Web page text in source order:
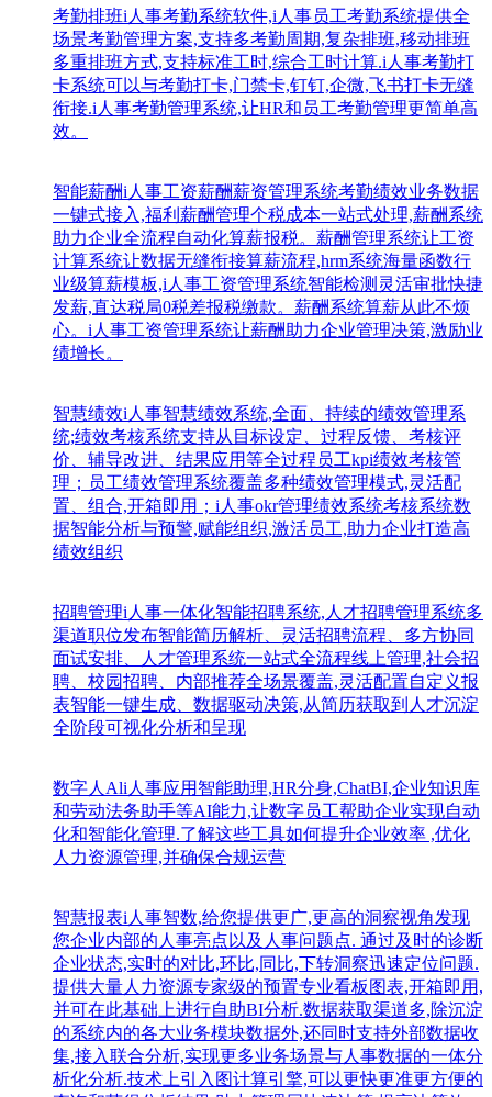
考勤排班i人事考勤系统软件,i人事员工考勤系统提供全
场景考勤管理方案,支持多考勤周期,复杂排班,移动排班
多重排班方式,支持标准工时,综合工时计算.i人事考勤打
卡系统可以与考勤打卡,门禁卡,钉钉,企微,飞书打卡无缝
衔接.i人事考勤管理系统,让HR和员工考勤管理更简单高
效。
智能薪酬i人事工资薪酬薪资管理系统考勤绩效业务数据
一键式接入,福利薪酬管理个税成本一站式处理,薪酬系统
助力企业全流程自动化算薪报税。薪酬管理系统让工资
计算系统让数据无缝衔接算薪流程,hrm系统海量函数行
业级算薪模板,i人事工资管理系统智能检测灵活审批快捷
发薪,直达税局0税差报税缴款。薪酬系统算薪从此不烦
心。i人事工资管理系统让薪酬助力企业管理决策,激励业
绩增长。
智慧绩效i人事智慧绩效系统,全面、持续的绩效管理系
统;绩效考核系统支持从目标设定、过程反馈、考核评
价、辅导改进、结果应用等全过程员工kpi绩效考核管
理；员工绩效管理系统覆盖多种绩效管理模式,灵活配
置、组合,开箱即用；i人事okr管理绩效系统考核系统数
据智能分析与预警,赋能组织,激活员工,助力企业打造高
绩效组织
招聘管理i人事一体化智能招聘系统,人才招聘管理系统多
渠道职位发布智能简历解析、灵活招聘流程、多方协同
面试安排、人才管理系统一站式全流程线上管理,社会招
聘、校园招聘、内部推荐全场景覆盖,灵活配置自定义报
表智能一键生成、数据驱动决策,从简历获取到人才沉淀
全阶段可视化分析和呈现
数字人Ali人事应用智能助理,HR分身,ChatBI,企业知识库
和劳动法务助手等AI能力,让数字员工帮助企业实现自动
化和智能化管理.了解这些工具如何提升企业效率 ,优化
人力资源管理,并确保合规运营
智慧报表i人事智数,给您提供更广,更高的洞察视角发现
您企业内部的人事亮点以及人事问题点. 通过及时的诊断
企业状态,实时的对比,环比,同比,下转洞察迅速定位问题.
提供大量人力资源专家级的预置专业看板图表,开箱即用,
并可在此基础上进行自助BI分析.数据获取渠道多,除沉淀
的系统内的各大业务模块数据外,还同时支持外部数据收
集,接入联合分析,实现更多业务场景与人事数据的一体分
析化分析.技术上引入图计算引擎,可以更快更准更方便的